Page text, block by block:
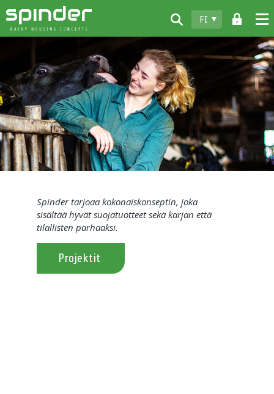
FI
Home
Tuotteet
Lataukset
Spinder
Jälleenmyyjät
Ota yhteyttä
Spinder tarjoaa kokonaiskonseptin, joka
sisältää hyvät suojatuotteet sekä karjan että
tilallisten parhaaksi.
Projektit